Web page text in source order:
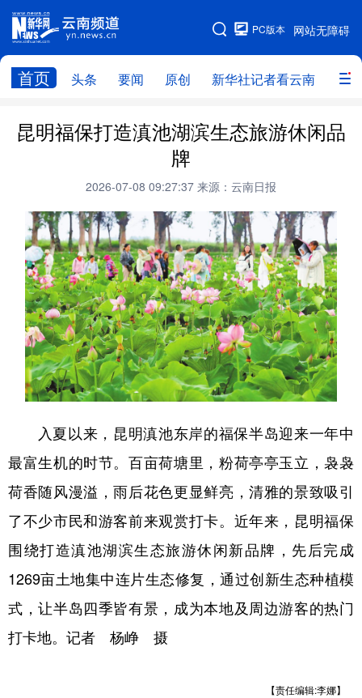
网站无障碍
PC版本
首页 头条 要闻 原创 新华社记者看云南 政务
网站地图
头条 云南要闻 本网原创
政务
云南省领导报道集
教育
州市
社会
图片
经济 服务 云南故事
云南青年说 趣看文物
昆明福保打造滇池湖滨生态旅游休闲品
牌
2026-07-08 09:27:37 来源：云南日报
入夏以来，昆明滇池东岸的福保半岛迎来一年中
最富生机的时节。百亩荷塘里，粉荷亭亭玉立，袅袅
荷香随风漫溢，雨后花色更显鲜亮，清雅的景致吸引
了不少市民和游客前来观赏打卡。近年来，昆明福保
围绕打造滇池湖滨生态旅游休闲新品牌，先后完成
1269亩土地集中连片生态修复，通过创新生态种植模
式，让半岛四季皆有景，成为本地及周边游客的热门
打卡地。记者 杨峥 摄
【责任编辑:李娜】